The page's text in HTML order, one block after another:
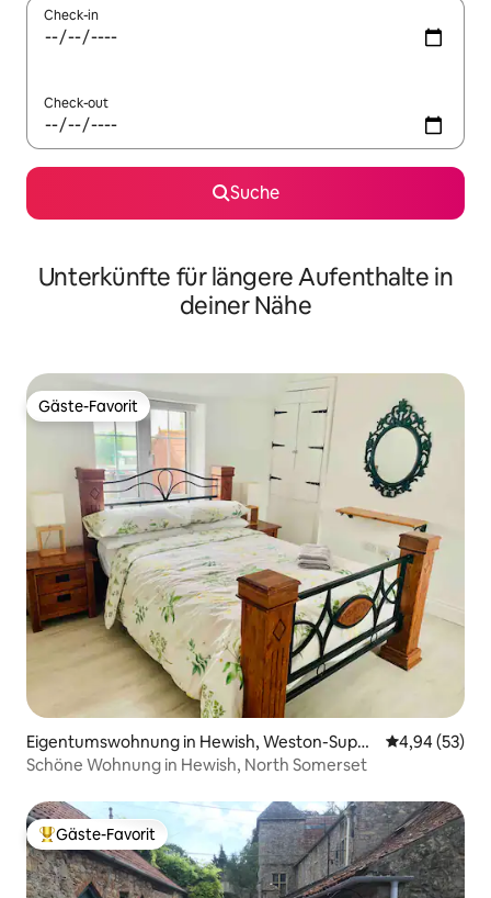
Check-in
Check-out
Suche
Unterkünfte für längere Aufenthalte in
deiner Nähe
Gäste-Favorit
Gäste-Favorit
Eigentumswohnung in Hewish, Weston-Super
-Mare
4,94 (53)
Schöne Wohnung in Hewish, North Somerset
Beliebter Gäste-Favorit.
Gäste-Favorit